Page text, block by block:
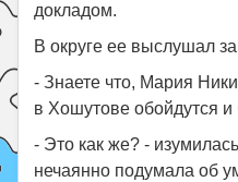
докладом.
В округе ее выслушал
- Знаете что, Мария
в Хошутове обойдутся и
- Это как же? -
нечаянно подумала об